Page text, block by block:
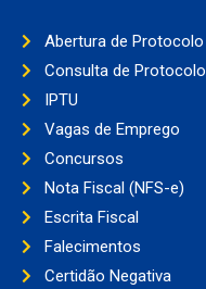
Abertura de Protocolo
Consulta de Protocolo
IPTU
Vagas de Emprego
Concursos
Nota Fiscal (NFS-e)
Escrita Fiscal
Falecimentos
Certidão Negativa